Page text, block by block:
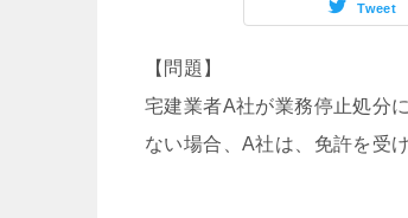
Tweet
【問題】
宅建業者A社が業務停止処分
ない場合、A社は、免許を受